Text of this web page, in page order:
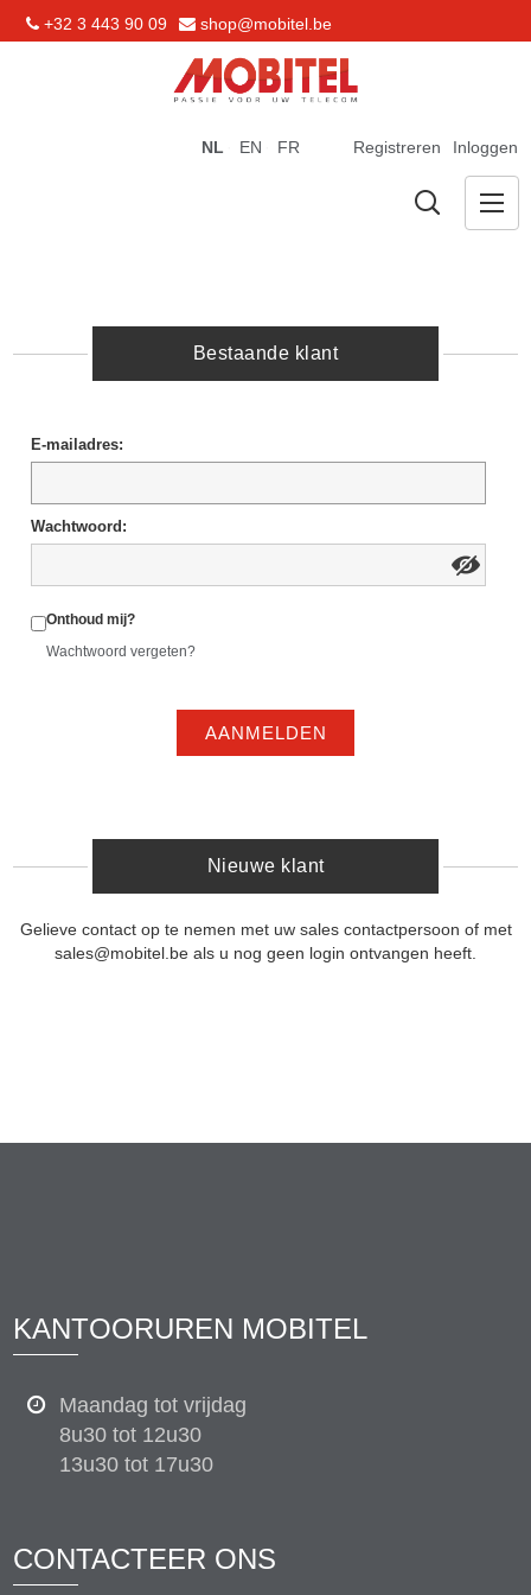
+32 3 443 90 09 shop@mobitel.be
Registreren Inloggen
NL EN FR
Bestaande klant
E-mailadres:
Wachtwoord:
Onthoud mij?
Wachtwoord vergeten?
AANMELDEN
Nieuwe klant
Gelieve contact op te nemen met uw sales contactpersoon of met
sales@mobitel.be als u nog geen login ontvangen heeft.
KANTOORUREN MOBITEL
Maandag tot vrijdag
8u30 tot 12u30
13u30 tot 17u30
CONTACTEER ONS